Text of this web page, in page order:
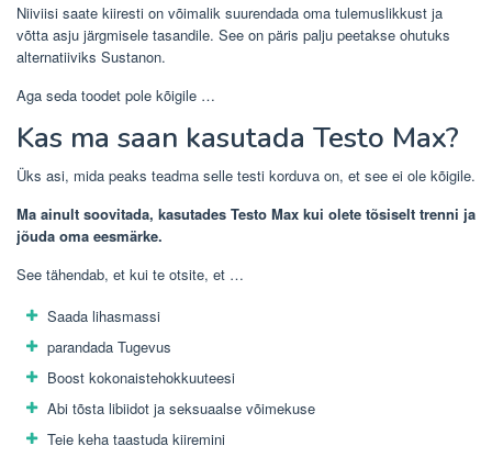
Niiviisi saate kiiresti on võimalik suurendada oma tulemuslikkust ja
võtta asju järgmisele tasandile. See on päris palju peetakse ohutuks
alternatiiviks Sustanon.
Aga seda toodet pole kõigile …
Kas ma saan kasutada Testo Max?
Üks asi, mida peaks teadma selle testi korduva on, et see ei ole kõigile.
Ma ainult soovitada, kasutades Testo Max kui olete tõsiselt trenni ja
jõuda oma eesmärke.
See tähendab, et kui te otsite, et …
Saada lihasmassi
parandada Tugevus
Boost kokonaistehokkuuteesi
Abi tõsta libiidot ja seksuaalse võimekuse
Teie keha taastuda kiiremini